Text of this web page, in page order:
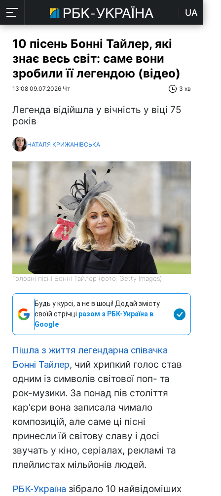
UA
10 пісень Бонні Тайлер, які
знає весь світ: саме вони
зробили її легендою (відео)
13:08 09.07.2026 Чт 3 хв
Легенда відійшла у вічність у віці 75
років
НАТАЛЯ КРИЖАНІВСЬКА
Головні пісні Бонні Тайлер (фото: Getty Images)
Будь у курсі, а не в шоці! Додай змісту
своїй стрічці разом з РБК-Україна в
Google
Пішла з життя легендарна співачка
Бонні Тайлер, чий хрипкий голос став
одним із символів світової поп- та
рок-музики. За понад пів століття
кар'єри вона записала чимало
композицій, але саме ці пісні
принесли їй світову славу і досі
звучать у кіно, серіалах, рекламі та
плейлистах мільйонів людей.
РБК-Україна зібрало 10 найвідоміших